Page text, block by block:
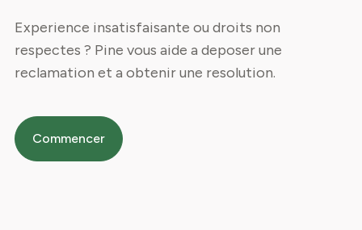
Experience insatisfaisante ou droits non
respectes ? Pine vous aide a deposer une
reclamation et a obtenir une resolution.
Commencer